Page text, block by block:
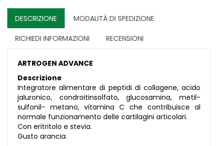
DESCRIZIONE MODALITÀ DI SPEDIZIONE
RICHIEDI INFORMAZIONI RECENSIONI
ARTROGEN ADVANCE
Descrizione
Integratore alimentare di peptidi di collagene, acido
jaluronico, condroitinsolfato, glucosamina, metil-
sulfonil- metano, vitamina C che contribuisce al
normale funzionamento delle cartilagini articolari.
Con eritritolo e stevia.
Gusto arancia.